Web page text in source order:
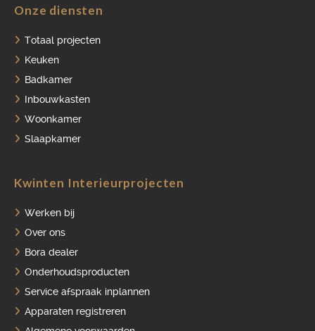
Onze diensten
Totaal projecten
Keuken
Badkamer
Inbouwkasten
Woonkamer
Slaapkamer
Kwinten Interieurprojecten
Werken bij
Over ons
Bora dealer
Onderhoudsproducten
Service afspraak inplannen
Apparaten registreren
ONDERHOUDSPRODUCTEN
SERVICE AFSPRAAK INPLANNEN